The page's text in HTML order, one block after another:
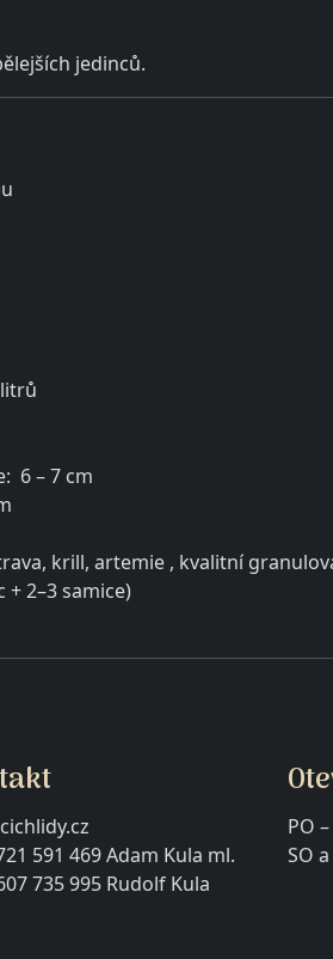
jedinců.
6 – 7 cm
krill, artemie , kvalitní
+ 2–3 samice)
591 469 Adam Kula ml.
735 995 Rudolf Kula
PO